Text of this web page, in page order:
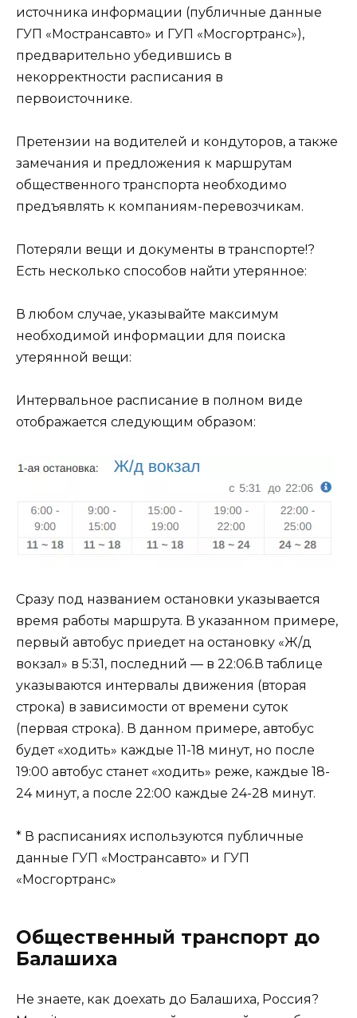
источника информации (публичные данные
ГУП «Мострансавто» и ГУП «Мосгортранс»),
предварительно убедившись в
некорректности расписания в
первоисточнике.
Претензии на водителей и кондуторов, а также
замечания и предложения к маршрутам
общественного транспорта необходимо
предъявлять к компаниям-перевозчикам.
Потеряли вещи и документы в транспорте!?
Есть несколько способов найти утерянное:
В любом случае, указывайте максимум
необходимой информации для поиска
утерянной вещи:
Интервальное расписание в полном виде
отображается следующим образом:
Сразу под названием остановки указывается
время работы маршрута. В указанном примере,
первый автобус приедет на остановку «Ж/д
вокзал» в 5:31, последний — в 22:06.В таблице
указываются интервалы движения (вторая
строка) в зависимости от времени суток
(первая строка). В данном примере, автобус
будет «ходить» каждые 11-18 минут, но после
19:00 автобус станет «ходить» реже, каждые 18-
24 минут, а после 22:00 каждые 24-28 минут.
* В расписаниях используются публичные
данные ГУП «Мострансавто» и ГУП
«Мосгортранс»
Общественный транспорт до
Балашиха
Не знаете, как доехать до Балашиха, Россия?